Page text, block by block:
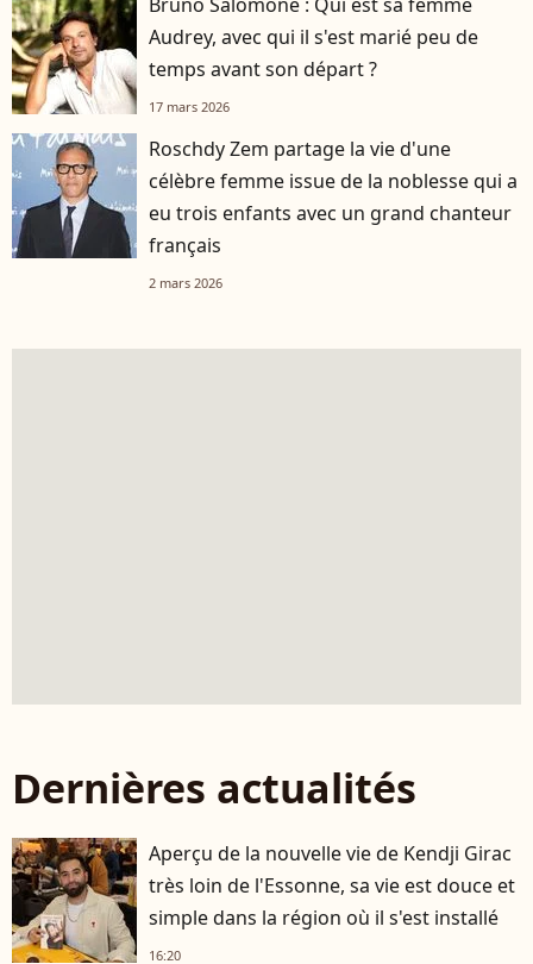
Audrey, avec qui il s'est marié peu de
temps avant son départ ?
17 mars 2026
Roschdy Zem partage la vie d'une
célèbre femme issue de la noblesse qui a
eu trois enfants avec un grand chanteur
français
2 mars 2026
Dernières actualités
Aperçu de la nouvelle vie de Kendji Girac
très loin de l'Essonne, sa vie est douce et
simple dans la région où il s'est installé
16:20